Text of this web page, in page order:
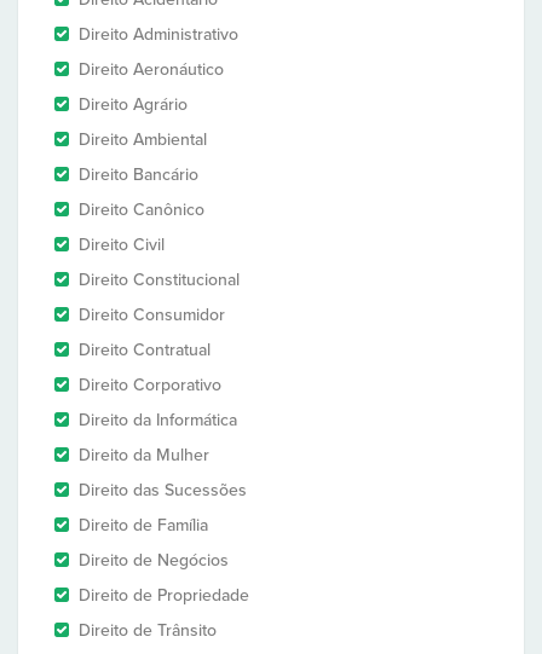
Direito Administrativo
Direito Aeronáutico
Direito Agrário
Direito Ambiental
Direito Bancário
Direito Canônico
Direito Civil
Direito Constitucional
Direito Consumidor
Direito Contratual
Direito Corporativo
Direito da Informática
Direito da Mulher
Direito das Sucessões
Direito de Família
Direito de Negócios
Direito de Propriedade
Direito de Trânsito